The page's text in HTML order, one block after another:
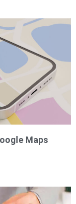
Maps